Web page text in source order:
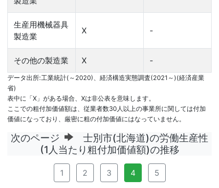
生産用機械器具
製造業
X -
その他の製造業 X -
データ出所:工業統計(～2020)、経済構造実態調査(2021～)(経済産業
省)
表中に「X」がある場合、Xは非公表を意味します。
ここでの粗付加価値額は、従業者数30人以上の事業所に関しては付加
価値になっており、厳密に粗の付加価値にはなっていません。
次のページ
士別市(北海道)の労働生産性
(1人当たり粗付加価値額)の推移
1 2 3 4 5